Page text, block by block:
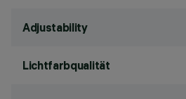
Adjustability
Lichtfarbqualität